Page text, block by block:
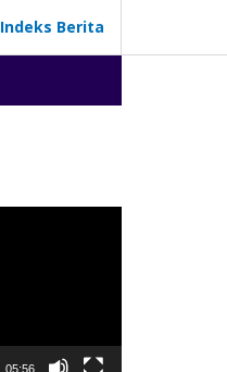
Indeks Berita
05:56